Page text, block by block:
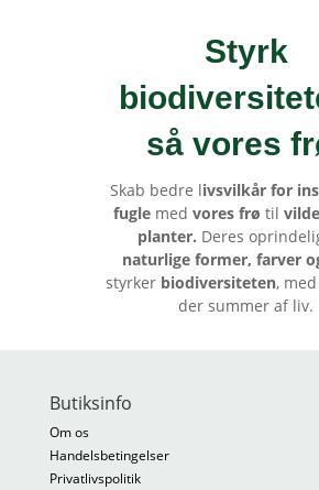
Styrk
så vores
Skab bedre livsvilkår for
fuglemed vores frø til
planter. Deres
naturlige former, farver
styrker biodiversiteten,
der summer af liv.
Butiksinfo
Om os
Handelsbetingelser
Privatlivspolitik